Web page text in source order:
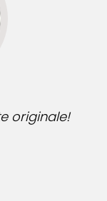
originale!